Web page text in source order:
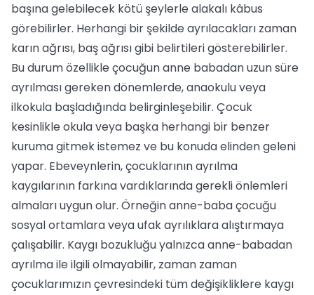
başına gelebilecek kötü şeylerle alakalı kâbus
görebilirler. Herhangi bir şekilde ayrılacakları zaman
karın ağrısı, baş ağrısı gibi belirtileri gösterebilirler.
Bu durum özellikle çocuğun anne babadan uzun süre
ayrılması gereken dönemlerde, anaokulu veya
ilkokula başladığında belirginleşebilir. Çocuk
kesinlikle okula veya başka herhangi bir benzer
kuruma gitmek istemez ve bu konuda elinden geleni
yapar. Ebeveynlerin, çocuklarının ayrılma
kaygılarının farkına vardıklarında gerekli önlemleri
almaları uygun olur. Örneğin anne-baba çocuğu
sosyal ortamlara veya ufak ayrılıklara alıştırmaya
çalışabilir. Kaygı bozukluğu yalnızca anne-babadan
ayrılma ile ilgili olmayabilir, zaman zaman
çocuklarımızın çevresindeki tüm değişikliklere kaygı